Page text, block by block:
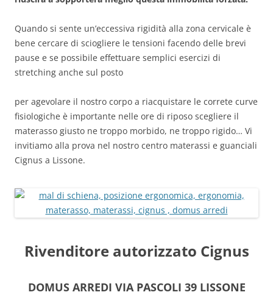
Quando si sente un’eccessiva rigidità alla zona cervicale è
bene cercare di sciogliere le tensioni facendo delle brevi
pause e se possibile effettuare semplici esercizi di
stretching anche sul posto
per agevolare il nostro corpo a riacquistare le correte curve
fisiologiche è importante nelle ore di riposo scegliere il
materasso giusto ne troppo morbido, ne troppo rigido… Vi
invitiamo alla prova nel nostro centro materassi e guanciali
Cignus a Lissone.
Rivenditore autorizzato Cignus
DOMUS ARREDI VIA PASCOLI 39 LISSONE